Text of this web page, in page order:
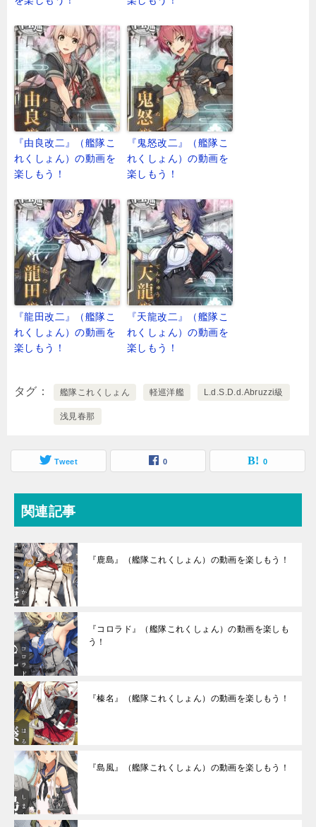
『由良改二』（艦隊こ
れくしょん）の動画を
楽しもう！
『鬼怒改二』（艦隊こ
れくしょん）の動画を
楽しもう！
『龍田改二』（艦隊こ
れくしょん）の動画を
楽しもう！
『天龍改二』（艦隊こ
れくしょん）の動画を
楽しもう！
タグ 艦隊これくしょん 軽巡洋艦 L.d.S.D.d.Abruzzi級
浅見春那
Tweet 0 0
関連記事
『鹿島』（艦隊これくしょん）の動画を楽しもう！
『コロラド』（艦隊これくしょん）の動画を楽しも
う！
『榛名』（艦隊これくしょん）の動画を楽しもう！
『島風』（艦隊これくしょん）の動画を楽しもう！